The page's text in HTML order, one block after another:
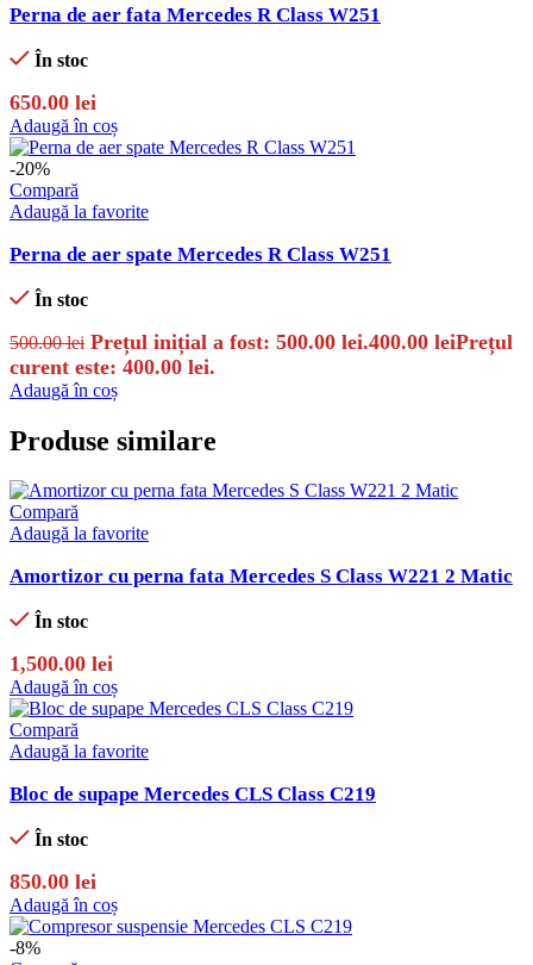
Perna de aer fata Mercedes R Class W251
În stoc
650.00 lei
Adaugă în coș
-20%
Compară
Adaugă la favorite
Perna de aer spate Mercedes R Class W251
În stoc
500.00lei Prețul inițial a fost: 500.00 lei.400.00 leiPrețul
curent este: 400.00 lei.
Adaugă în coș
Produse similare
Compară
Adaugă la favorite
Amortizor cu perna fata Mercedes S Class W221 2 Matic
În stoc
1,500.00 lei
Adaugă în coș
Compară
Adaugă la favorite
Bloc de supape Mercedes CLS Class C219
În stoc
850.00 lei
Adaugă în coș
-8%